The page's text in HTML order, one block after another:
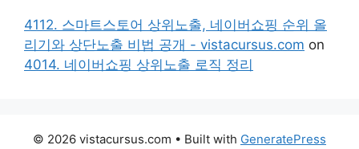
4112. 스마트스토어 상위노출, 네이버쇼핑 순위 올
리기와 상단노출 비법 공개 - vistacursus.com on
4014. 네이버쇼핑 상위노출 로직 정리
© 2026 vistacursus.com • Built with GeneratePress